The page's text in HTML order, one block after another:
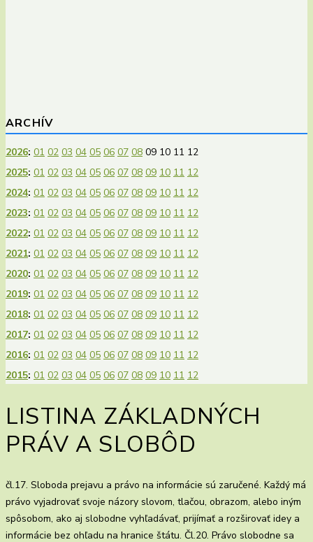
ARCHÍV
2026: 01 02 03 04 05 06 07 08 09 10 11 12
2025: 01 02 03 04 05 06 07 08 09 10 11 12
2024: 01 02 03 04 05 06 07 08 09 10 11 12
2023: 01 02 03 04 05 06 07 08 09 10 11 12
2022: 01 02 03 04 05 06 07 08 09 10 11 12
2021: 01 02 03 04 05 06 07 08 09 10 11 12
2020: 01 02 03 04 05 06 07 08 09 10 11 12
2019: 01 02 03 04 05 06 07 08 09 10 11 12
2018: 01 02 03 04 05 06 07 08 09 10 11 12
2017: 01 02 03 04 05 06 07 08 09 10 11 12
2016: 01 02 03 04 05 06 07 08 09 10 11 12
2015: 01 02 03 04 05 06 07 08 09 10 11 12
LISTINA ZÁKLADNÝCH
PRÁV A SLOBÔD
čl.17. Sloboda prejavu a právo na informácie sú zaručené. Každý má
právo vyjadrovať svoje názory slovom, tlačou, obrazom, alebo iným
spôsobom, ako aj slobodne vyhľadávať, prijímať a rozširovať idey a
informácie bez ohľadu na hranice štátu. Čl.20. Právo slobodne sa